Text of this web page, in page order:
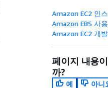
Amazon EC2 인
Amazon EBS 사
Amazon EC2 개
페이지 내용
까?
예
아니